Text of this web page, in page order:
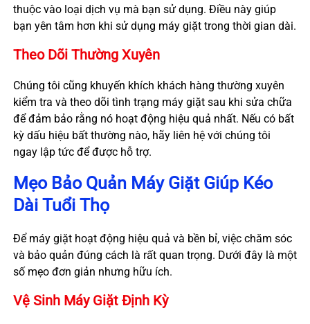
thuộc vào loại dịch vụ mà bạn sử dụng. Điều này giúp
bạn yên tâm hơn khi sử dụng máy giặt trong thời gian dài.
Theo Dõi Thường Xuyên
Chúng tôi cũng khuyến khích khách hàng thường xuyên
kiểm tra và theo dõi tình trạng máy giặt sau khi sửa chữa
để đảm bảo rằng nó hoạt động hiệu quả nhất. Nếu có bất
kỳ dấu hiệu bất thường nào, hãy liên hệ với chúng tôi
ngay lập tức để được hỗ trợ.
Mẹo Bảo Quản Máy Giặt Giúp Kéo
Dài Tuổi Thọ
Để máy giặt hoạt động hiệu quả và bền bỉ, việc chăm sóc
và bảo quản đúng cách là rất quan trọng. Dưới đây là một
số mẹo đơn giản nhưng hữu ích.
Vệ Sinh Máy Giặt Định Kỳ